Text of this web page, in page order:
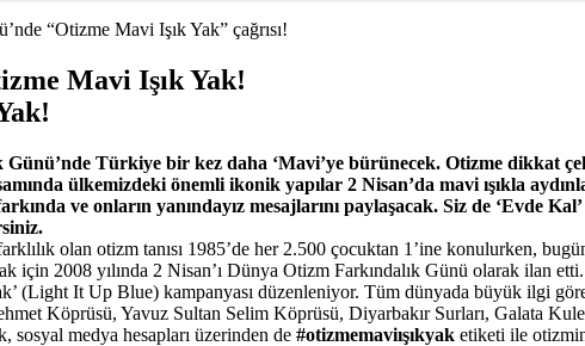
“Otizme Mavi Işık Yak” çağrısı!
Mavi Işık Yak!
Türkiye bir kez daha ‘Mavi’ye bürünecek. Otizme dikkat
ülkemizdeki önemli ikonik yapılar 2 Nisan’da mavi ışıkla
ve onların yanındayız mesajlarını paylaşacak. Siz de ‘Evde Kal’
olan otizm tanısı 1985’de her 2.500 çocuktan 1’ine konulurken,
için 2008 yılında 2 Nisan’ı Dünya Otizm Farkındalık Günü olarak ilan
(Light It Up Blue) kampanyası düzenleniyor. Tüm dünyada büyük ilgi
Köprüsü, Yavuz Sultan Selim Köprüsü, Diyarbakır Surları, Galata
sosyal medya hesapları üzerinden de #otizmemaviışıkyak etiketi ile